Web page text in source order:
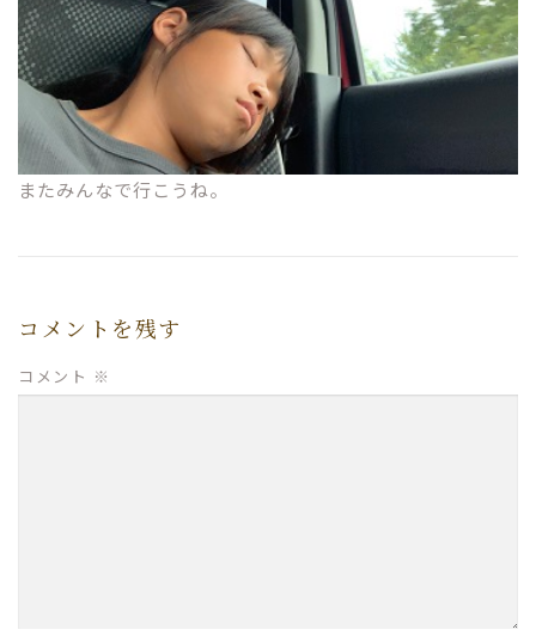
またみんなで行こうね。
コメントを残す
コメント ※